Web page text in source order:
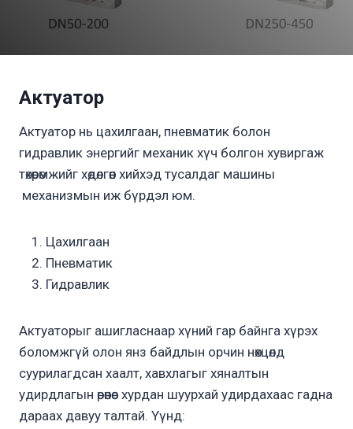
Актуатор
Актуатор нь цахилгаан, пневматик болон
гидравлик энергийг механик хүч болгон хувиргаж
төхөөрөмжийг хөдөлгөөн хийхэд тусалдаг машины
механизмын иж бүрдэл юм.
Цахилгаан
Пневматик
Гидравлик
Актуаторыг ашигласнаар хүний гар байнга хүрэх
боломжгүй олон янз байдлын орчин нөхцөлд
суурилагдсан хаалт, хавхлагыг хяналтын
удирдлагын өрөөнөөс хурдан шуурхай удирдахаас гадна
дараах давуу талтай. Үүнд: